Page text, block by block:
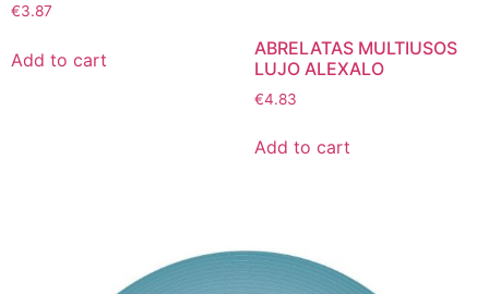
€3.87
Add to cart
ABRELATAS MULTIUSOS
LUJO ALEXALO
€4.83
Add to cart